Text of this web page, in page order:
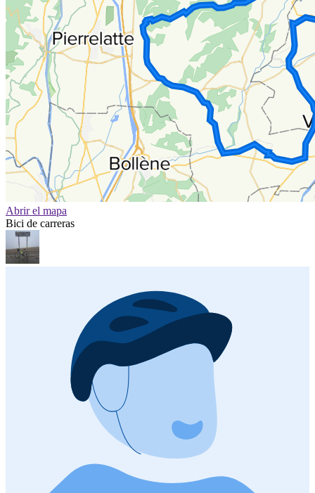
Abrir el mapa
Bici de carreras